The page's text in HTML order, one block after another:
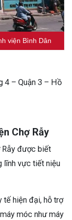
sinh lý tại Khoa Nam khoa‏ Bệnh viện Bình Dân
4 – Quận 3 – Hồ
Rẫy được biết
lĩnh vực tiết niệu
hiện đại, hỗ trợ
móc như máy